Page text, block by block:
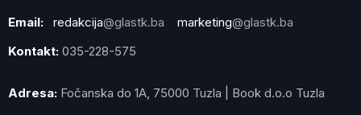
Email: redakcija@glastk.ba marketing@glastk.ba
Kontakt: 035-228-575
Adresa: Fočanska do 1A, 75000 Tuzla | Book d.o.o Tuzla